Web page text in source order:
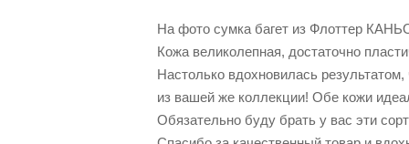
На фото сумка багет из Флоттер
Кожа великолепная, достаточно
Настолько вдохновилась
из вашей же коллекции! Обе кожи
Обязательно буду брать у вас эти